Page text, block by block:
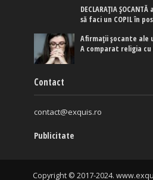
DECLARAȚIA
să faci un COPIL în
Afirmaţii şocante ale
A comparat religia
Contact
contact@exquis.ro
Publicitate
Copyright © 2017-2024.